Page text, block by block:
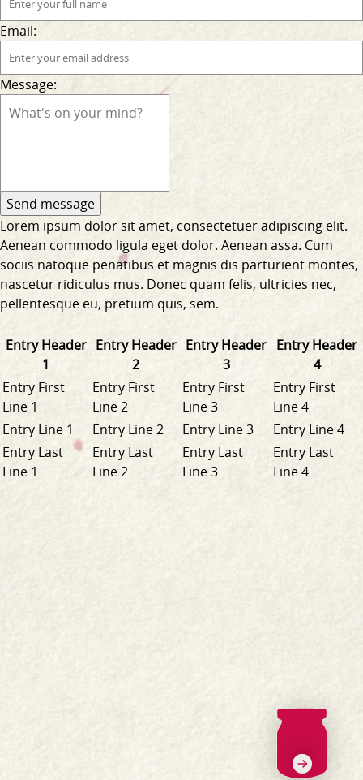
Email:
Message:
Lorem ipsum dolor sit amet, consectetuer adipiscing elit.
Aenean commodo ligula eget dolor. Aenean assa. Cum
sociis natoque penatibus et magnis dis parturient montes,
nascetur ridiculus mus. Donec quam felis, ultricies nec,
pellentesque eu, pretium quis, sem.
Entry Header
1
Entry Header
2
Entry Header
3
Entry Header
4
Entry First
Line 1
Entry First
Line 2
Entry First
Line 3
Entry First
Line 4
Entry Line 1
Entry Line 2 Entry Line 3
Entry Line 4
Entry Last
Line 1
Entry Last
Line 2
Entry Last
Line 3
Entry Last
Line 4